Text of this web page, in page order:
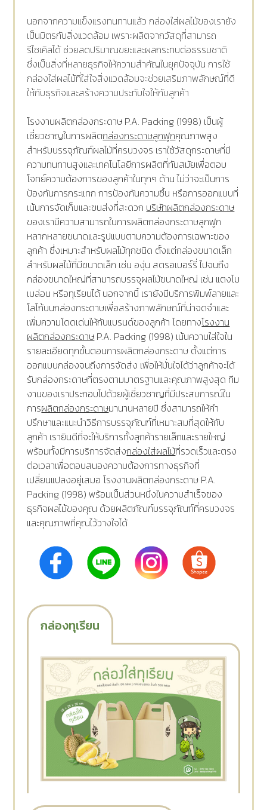
นอกจากความแข็งแรงทนทานแล้ว กล่องใส่ผลไม้ของเรายัง
เป็นมิตรกับสิ่งแวดล้อม เพราะผลิตจากวัสดุที่สามารถ
รีไซเคิลได้ ช่วยลดปริมาณขยะและผลกระทบต่อธรรมชาติ
ซึ่งเป็นสิ่งที่หลายธุรกิจให้ความสำคัญในยุคปัจจุบัน การใช้
กล่องใส่ผลไม้ที่ใส่ใจสิ่งแวดล้อมจะช่วยเสริมภาพลักษณ์ที่ดี
ให้กับธุรกิจและสร้างความประทับใจให้กับลูกค้า
โรงงานผลิตกล่องกระดาษ P.A. Packing (1998) เป็นผู้
เชี่ยวชาญในการผลิตกล่องกระดาษลูกฟูกคุณภาพสูง
สำหรับบรรจุภัณฑ์ผลไม้ที่ครบวงจร เราใช้วัสดุกระดาษที่มี
ความทนทานสูงและเทคโนโลยีการผลิตที่ทันสมัยเพื่อตอบ
โจทย์ความต้องการของลูกค้าในทุกๆ ด้าน ไม่ว่าจะเป็นการ
ป้องกันการกระแทก การป้องกันความชื้น หรือการออกแบบที่
เน้นการจัดเก็บและขนส่งที่สะดวก บริษัทผลิตกล่องกระดาษ
ของเรามีความสามารถในการผลิตกล่องกระดาษลูกฟูก
หลากหลายขนาดและรูปแบบตามความต้องการเฉพาะของ
ลูกค้า ซึ่งเหมาะสำหรับผลไม้ทุกชนิด ตั้งแต่กล่องขนาดเล็ก
สำหรับผลไม้ที่มีขนาดเล็ก เช่น องุ่น สตรอเบอร์รี่ ไปจนถึง
กล่องขนาดใหญ่ที่สามารถบรรจุผลไม้ขนาดใหญ่ เช่น แตงโม
เมล่อน หรือทุเรียนได้ นอกจากนี้ เรายังมีบริการพิมพ์ลายและ
โลโก้บนกล่องกระดาษเพื่อสร้างภาพลักษณ์ที่น่าจดจำและ
เพิ่มความโดดเด่นให้กับแบรนด์ของลูกค้า โดยทางโรงงาน
ผลิตกล่องกระดาษ P.A. Packing (1998) เน้นความใส่ใจใน
รายละเอียดทุกขั้นตอนการผลิตกล่องกระดาษ ตั้งแต่การ
ออกแบบกล่องจนถึงการจัดส่ง เพื่อให้มั่นใจได้ว่าลูกค้าจะได้
รับกล่องกระดาษที่ตรงตามมาตรฐานและคุณภาพสูงสุด ทีม
งานของเราประกอบไปด้วยผู้เชี่ยวชาญที่มีประสบการณ์ใน
การผลิตกล่องกระดาษมานานหลายปี ซึ่งสามารถให้คำ
ปรึกษาและแนะนำวิธีการบรรจุภัณฑ์ที่เหมาะสมที่สุดให้กับ
ลูกค้า เรายินดีที่จะให้บริการทั้งลูกค้ารายเล็กและรายใหญ่
พร้อมทั้งมีการบริการจัดส่งกล่องใส่ผลไม้ที่รวดเร็วและตรง
ต่อเวลาเพื่อตอบสนองความต้องการทางธุรกิจที่
เปลี่ยนแปลงอยู่เสมอ โรงงานผลิตกล่องกระดาษ P.A.
Packing (1998) พร้อมเป็นส่วนหนึ่งในความสำเร็จของ
ธุรกิจผลไม้ของคุณ ด้วยผลิตภัณฑ์บรรจุภัณฑ์ที่ครบวงจร
และคุณภาพที่คุณไว้วางใจได้
กล่องทุเรียน